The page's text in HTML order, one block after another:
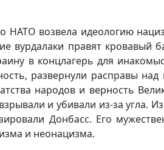
возвела идеологию
вурдалаки правят кровавый
в концлагерь для
развернули расправы
народов и верность
и убивали из-за угла.
Донбасс. Его
и неонацизма.